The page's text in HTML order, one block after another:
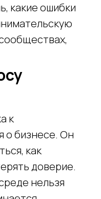
какие ошибки
к
о бизнесе. Он
как
доверие.
нельзя